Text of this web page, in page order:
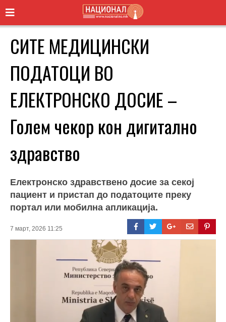
СИТЕ МЕДИЦИНСКИ
ПОДАТОЦИ ВО
ЕЛЕКТРОНСКО ДОСИЕ –
Голем чекор кон дигитално
здравство
Електронско здравствено досие за секој
пациент и пристап до податоците преку
портал или мобилна апликација.
7 март, 2026 11:25